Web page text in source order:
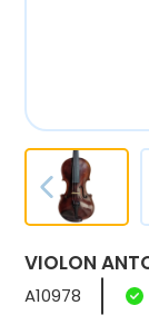
VIOLON
A10978